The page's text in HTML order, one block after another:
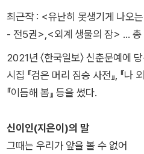
최근작 : <유난히 못생기게 나오
- 전5권>,<외계 생물의 잠> … 총
2021년 〈한국일보〉 신춘문예에
시집 『검은 머리 짐승 사전』, 『나
『이듬해 봄』 등을 썼다.
신이인(지은이)의 말
그때는 우리가 앞을 볼 수 없어